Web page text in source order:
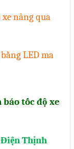
nâng qua
LED ma
tốc độ xe
Thịnh